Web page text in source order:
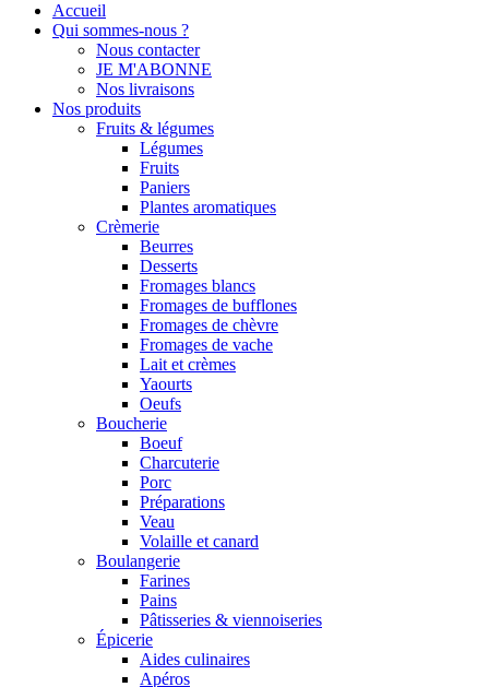
Accueil
Qui sommes-nous ?
Nous contacter
JE M'ABONNE
Nos livraisons
Nos produits
Fruits & légumes
Légumes
Fruits
Paniers
Plantes aromatiques
Crèmerie
Beurres
Desserts
Fromages blancs
Fromages de bufflones
Fromages de chèvre
Fromages de vache
Lait et crèmes
Yaourts
Oeufs
Boucherie
Boeuf
Charcuterie
Porc
Préparations
Veau
Volaille et canard
Boulangerie
Farines
Pains
Pâtisseries & viennoiseries
Épicerie
Aides culinaires
Apéros